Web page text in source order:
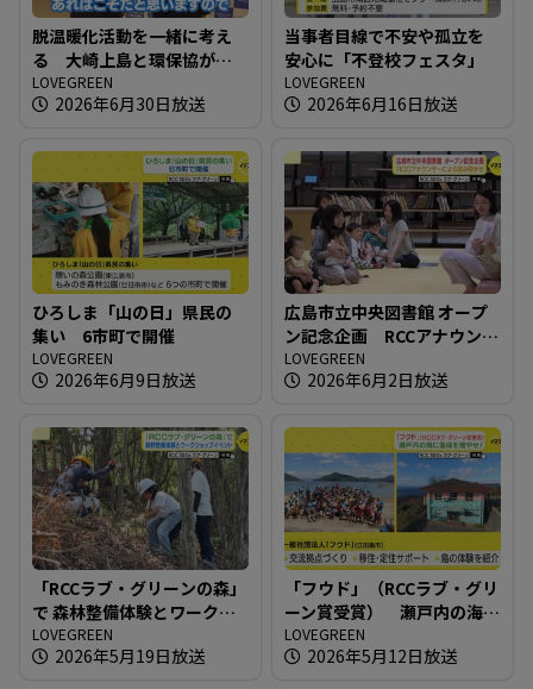
脱温暖化活動を一緒に考え
る 大崎上島と環保協が連
携協定！！
LOVEGREEN
2026年6月30日放送
当事者目線で不安や孤立を
安心に「不登校フェスタ」
LOVEGREEN
2026年6月16日放送
ひろしま「山の日」県民の
集い 6市町で開催
LOVEGREEN
2026年6月9日放送
広島市立中央図書館 オープ
ン記念企画 RCCアナウンサ
ーによる読み聞かせ
LOVEGREEN
2026年6月2日放送
「RCCラブ・グリーンの森」
で 森林整備体験とワークシ
ョップイベント
LOVEGREEN
2026年5月19日放送
「フウド」（RCCラブ・グリ
ーン賞受賞） 瀬戸内の海
に藻場を増やせ！
LOVEGREEN
2026年5月12日放送